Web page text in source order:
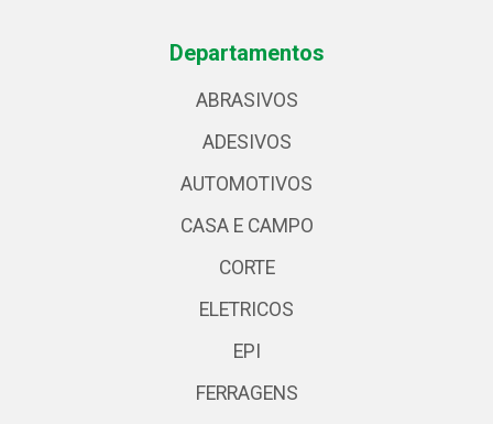
Departamentos
ABRASIVOS
ADESIVOS
AUTOMOTIVOS
CASA E CAMPO
CORTE
ELETRICOS
EPI
FERRAGENS